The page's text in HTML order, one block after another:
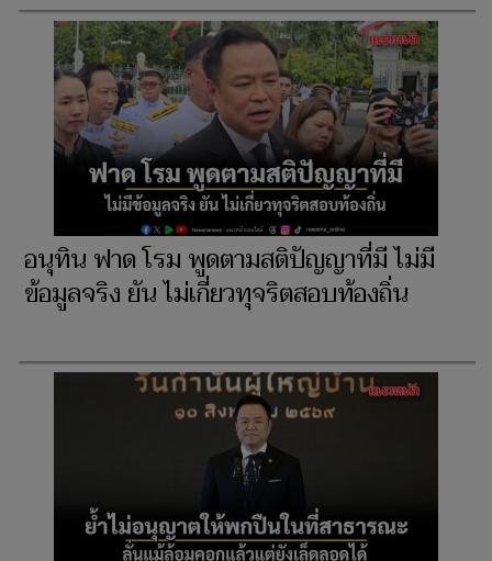
อนุทิน ฟาด โรม พูดตามสติปัญญาที่มี ไม่มี
ข้อมูลจริง ยัน ไม่เกี่ยวทุจริตสอบท้องถิ่น